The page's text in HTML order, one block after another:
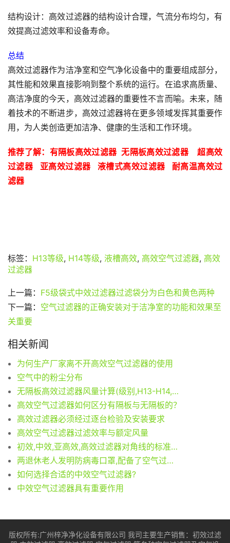
结构设计：高效过滤器的结构设计合理，气流分布均匀，有
效提高过滤效率和设备寿命。
总结
高效过滤器作为洁净室和空气净化设备中的重要组成部分，
其性能和效果直接影响到整个系统的运行。在追求高质量、
高洁净度的今天，高效过滤器的重要性不言而喻。未来，随
着技术的不断进步，高效过滤器将在更多领域发挥其重要作
用，为人类创造更加洁净、健康的生活和工作环境。
推荐了解：有隔板高效过滤器 无隔板高效过滤器 超高效
过滤器 亚高效过滤器 液槽式高效过滤器 耐高温高效过
滤器
标签： H13等级, H14等级, 液槽高效, 高效空气过滤器, 高效
过滤器
上一篇： F5级袋式中效过滤器过滤袋分为白色和黄色两种
下一篇： 空气过滤器的正确安装对于洁净室的功能和效果至
关重要
相关新闻
为何生产厂家离不开高效空气过滤器的使用
空气中的粉尘分布
无隔板高效过滤器风量计算(级别,H13-H14,风量为0.45m/s)
高效空气过滤器如何区分有隔板与无隔板的？
高效过滤器必须经过逐台检验及安装要求
高效空气过滤器过滤效率与额定风量
初效,中效,亚高效,高效过滤器对角线的标准尺寸以及接受的偏差?
两退休老人发明防病毒口罩,配备了空气过滤器和扩音装置
如何选择合适的中效空气过滤器?
中效空气过滤器具有重要作用
版权所有:广州梓净净化设备有限公司 我司主要生产销售： 初效过滤